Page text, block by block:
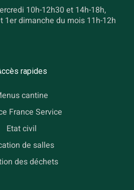
10h-12h30 et 14h-18h,
1er dimanche du mois 11h-12h
rapides
cantine
France Service
Etat civil
de salles
des déchets